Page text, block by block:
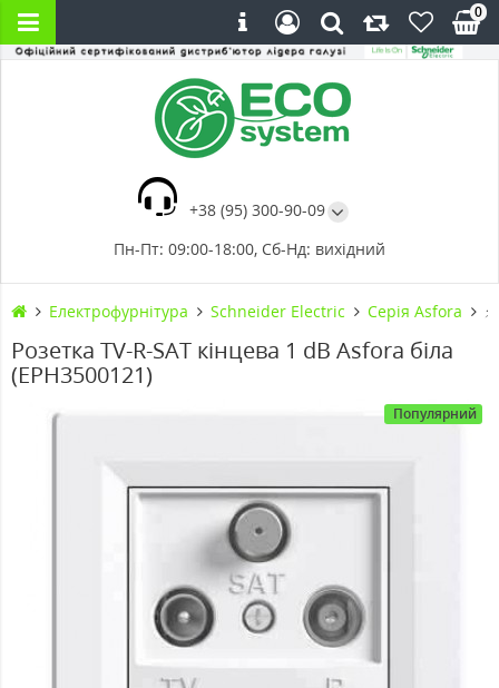
+38 (95) 300-90-09
Пн-Пт: 09:00-18:00, Сб-Нд: вихідний
0
Електрофурнітура Schneider Electric Cерія Asfora
Розетка TV-R-SAT кінцева 1 dB Asfora біла
(EPH3500121)
Популярний